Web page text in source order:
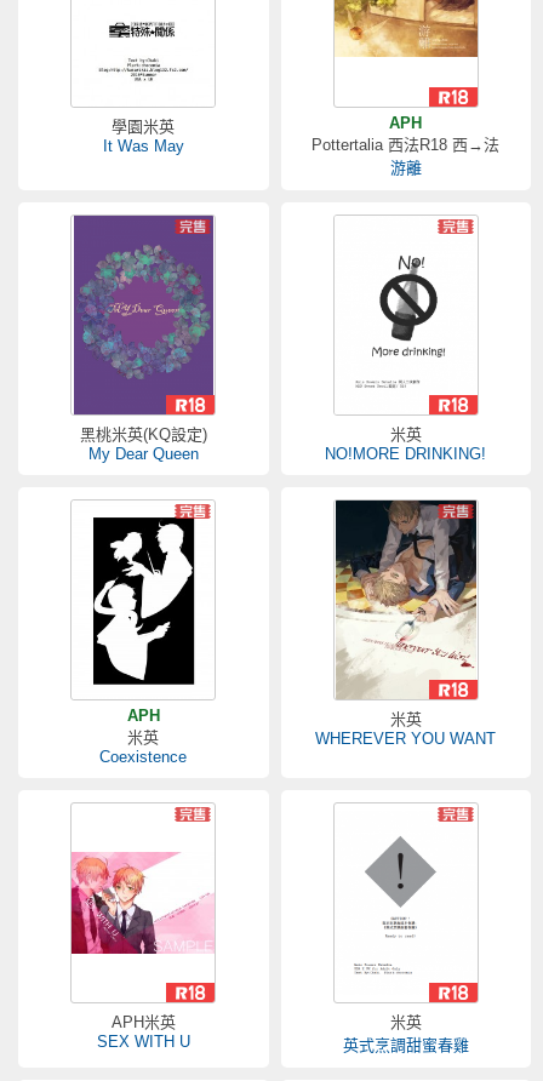
學園米英
It Was May
APH
Pottertalia 西法R18 西→法
游離
黑桃米英(KQ設定)
My Dear Queen
米英
NO!MORE DRINKING!
APH
米英
Coexistence
米英
WHEREVER YOU WANT
APH米英
SEX WITH U
米英
英式烹調甜蜜春雞